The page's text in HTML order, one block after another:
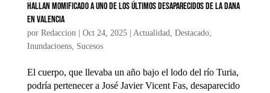
Hallan momificado a uno de los últimos desaparecidos de la DANA
en Valencia
por Redaccion| Oct 24, 2025| Actualidad, Destacado,
Inundacioens, Sucesos
El cuerpo, que llevaba un año bajo el lodo del río Turia,
podría pertenecer a José Javier Vicent Fas, desaparecido